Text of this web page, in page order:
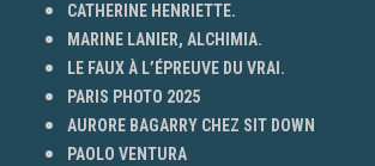
CATHERINE HENRIETTE.
MARINE LANIER, ALCHIMIA.
LE FAUX À L’ÉPREUVE DU VRAI.
PARIS PHOTO 2025
AURORE BAGARRY CHEZ SIT DOWN
PAOLO VENTURA